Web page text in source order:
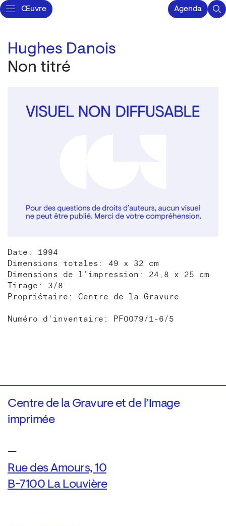
Œuvre Agenda
Hughes Danois
Non titré
Date: 1994
Dimensions totales: 49 x 32 cm
Dimensions de l’impression: 24,8 x 25 cm
Tirage: 3/8
Propriétaire: Centre de la Gravure
Numéro d'inventaire: PF0079/1-6/5
Centre de la Gravure et de l’Image
imprimée
—
Rue des Amours, 10
B-7100 La Louvière